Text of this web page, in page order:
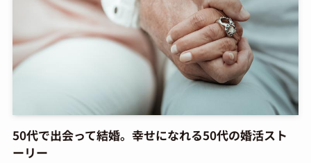
50代で出会って結婚。幸せになれる50代の婚活スト
ーリー